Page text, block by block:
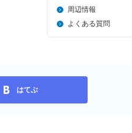
周辺情報
よくある質問
はてぶ